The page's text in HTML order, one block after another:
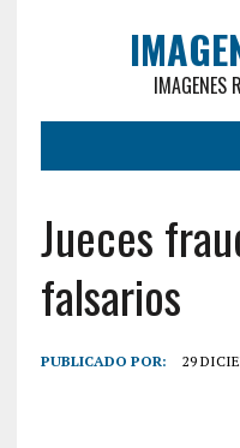
IMAGENES
Jueces
falsarios
PUBLICADO POR: 29